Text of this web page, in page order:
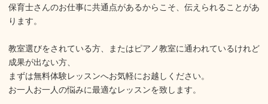
保育士さんのお仕事に共通点があるからこそ、伝えられることがあ
ります。
教室選びをされている方、またはピアノ教室に通われているけれど
成果が出ない方、
まずは無料体験レッスンへお気軽にお越しください。
お一人お一人の悩みに最適なレッスンを致します。